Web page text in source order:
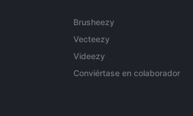
Brusheezy
Vecteezy
Videezy
Conviértase en colaborador